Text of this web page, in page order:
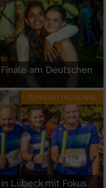
am Deutschen
RUN-DEUTSCHLAND
Lübeck mit Fokus